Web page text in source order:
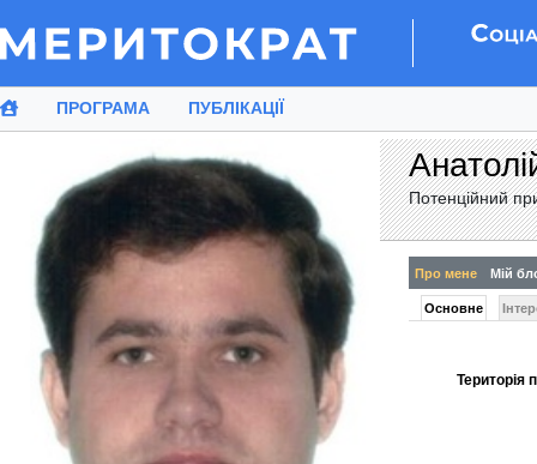
ПРОГРАМА ПУБЛІКАЦІЇ
Потенційний
Про мене Мій
Основне
Територія